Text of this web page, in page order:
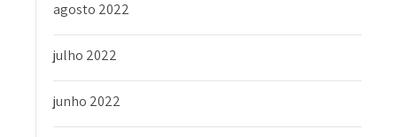
agosto 2022
julho 2022
junho 2022